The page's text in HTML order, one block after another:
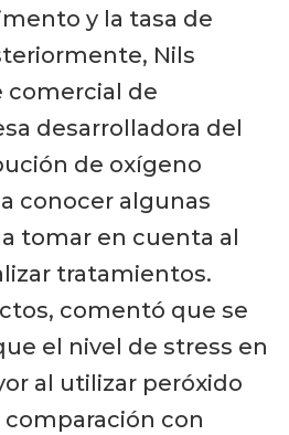
y la tasa de
Nils
comercial de
desarrolladora del
de oxígeno
conocer algunas
tomar en cuenta al
tratamientos.
comentó que se
el nivel de stress en
al utilizar peróxido
con